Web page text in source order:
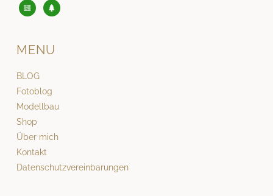
editor-tree
MENU
BLOG
Fotoblog
Modellbau
Shop
Über mich
Kontakt
Datenschutzvereinbarungen